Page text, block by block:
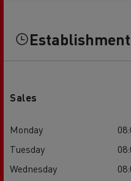
Sales
Monday
Tuesday
Wednesday